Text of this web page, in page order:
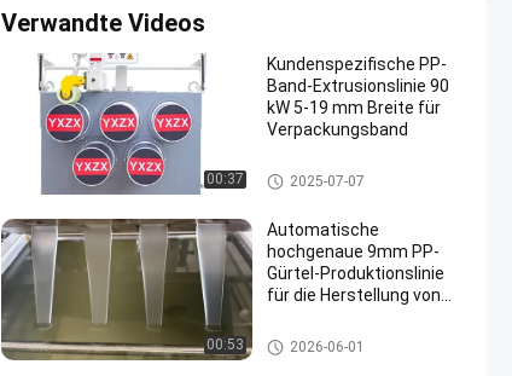
Verwandte Videos
00:37
Kundenspezifische PP-
Band-Extrusionslinie 90
kW 5-19 mm Breite für
Verpackungsband
PP-Strapband-Extrusionsleitun
g
2025-07-07
00:53
Automatische
hochgenaue 9mm PP-
Gürtel-Produktionslinie
für die Herstellung von
PP-Gürtelherstellung
2026-06-01